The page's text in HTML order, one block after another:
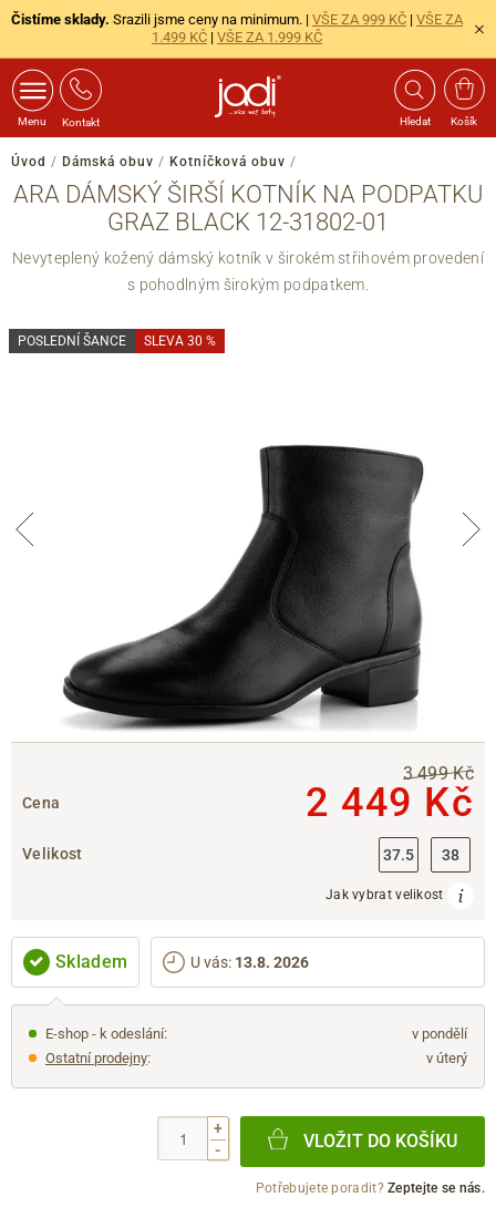
Čistíme sklady. Srazili jsme ceny na minimum. | VŠE ZA 999 KČ | VŠE ZA
1.499 KČ | VŠE ZA 1.999 KČ
Menu Kontakt Hledat Košík
Úvod / Dámská obuv / Kotníčková obuv /
ARA DÁMSKÝ ŠIRŠÍ KOTNÍK NA PODPATKU
GRAZ BLACK 12-31802-01
Nevyteplený kožený dámský kotník v širokém střihovém provedení
s pohodlným širokým podpatkem.
POSLEDNÍ ŠANCE SLEVA 30 %
Cena
3 499 Kč
2 449 Kč
Velikost 37.5 38
Jak vybrat velikost
Skladem U vás: 13.8. 2026
E-shop - k odeslání:
v pondělí
Ostatní prodejny: v úterý
+
-
VLOŽIT DO KOŠÍKU
Potřebujete poradit?Zeptejte se nás.